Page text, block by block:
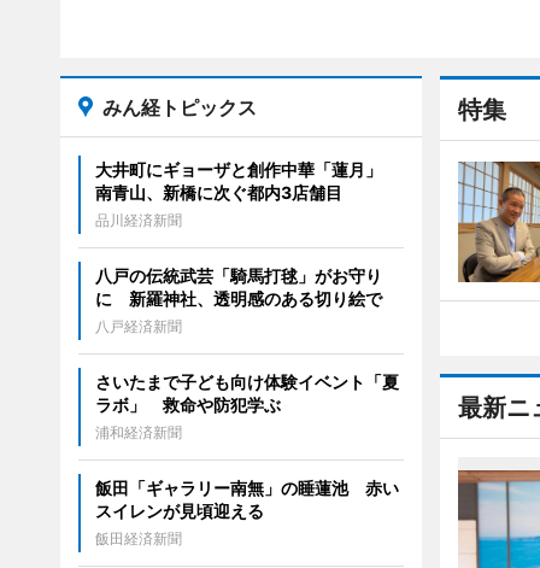
特集
最新ニ
みん経トピックス
大井町にギョーザと創作中華「蓮月」
南青山、新橋に次ぐ都内3店舗目
品川経済新聞
八戸の伝統武芸「騎馬打毬」がお守り
に 新羅神社、透明感のある切り絵で
八戸経済新聞
さいたまで子ども向け体験イベント「夏
ラボ」 救命や防犯学ぶ
浦和経済新聞
飯田「ギャラリー南無」の睡蓮池 赤い
スイレンが見頃迎える
飯田経済新聞